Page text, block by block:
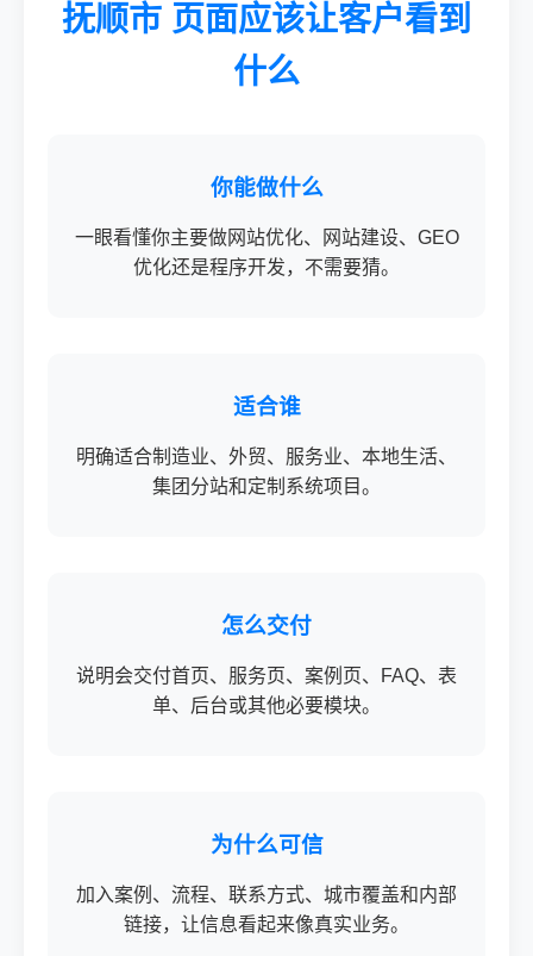
抚顺市 页面应该让客户看到
什么
你能做什么
一眼看懂你主要做网站优化、网站建设、GEO
优化还是程序开发，不需要猜。
适合谁
明确适合制造业、外贸、服务业、本地生活、
集团分站和定制系统项目。
怎么交付
说明会交付首页、服务页、案例页、FAQ、表
单、后台或其他必要模块。
为什么可信
加入案例、流程、联系方式、城市覆盖和内部
链接，让信息看起来像真实业务。